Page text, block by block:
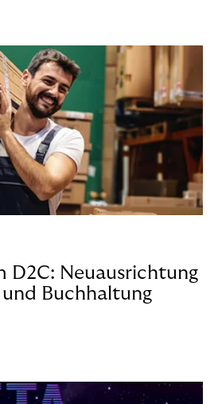
D2C: Neuausrichtung
Buchhaltung